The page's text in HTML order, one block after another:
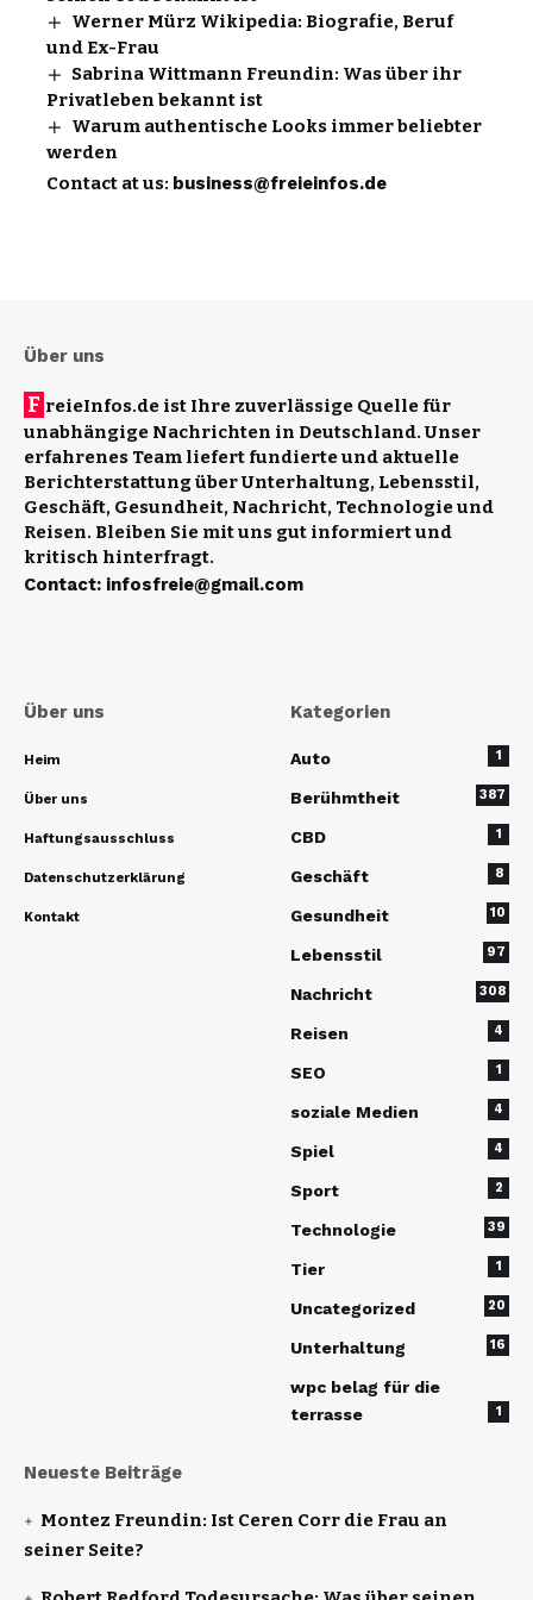
Werner Mürz Wikipedia: Biografie, Beruf
und Ex-Frau
Sabrina Wittmann Freundin: Was über ihr
Privatleben bekannt ist
Warum authentische Looks immer beliebter
werden
Contact at us: business@freieinfos.de
Über uns
F reieInfos.de ist Ihre zuverlässige Quelle für
unabhängige Nachrichten in Deutschland. Unser
erfahrenes Team liefert fundierte und aktuelle
Berichterstattung über Unterhaltung, Lebensstil,
Geschäft, Gesundheit, Nachricht, Technologie und
Reisen. Bleiben Sie mit uns gut informiert und
kritisch hinterfragt.
Contact: infosfreie@gmail.com
Über uns
Heim
Über uns
Haftungsausschluss
Datenschutzerklärung
Kontakt
Kategorien
Auto 1
Berühmtheit 387
CBD 1
Geschäft 8
Gesundheit 10
Lebensstil 97
Nachricht 308
Reisen 4
SEO 1
soziale Medien 4
Spiel 4
Sport 2
Technologie 39
Tier 1
Uncategorized 20
Unterhaltung 16
wpc belag für die
terrasse
1
Neueste Beiträge
Montez Freundin: Ist Ceren Corr die Frau an
seiner Seite?